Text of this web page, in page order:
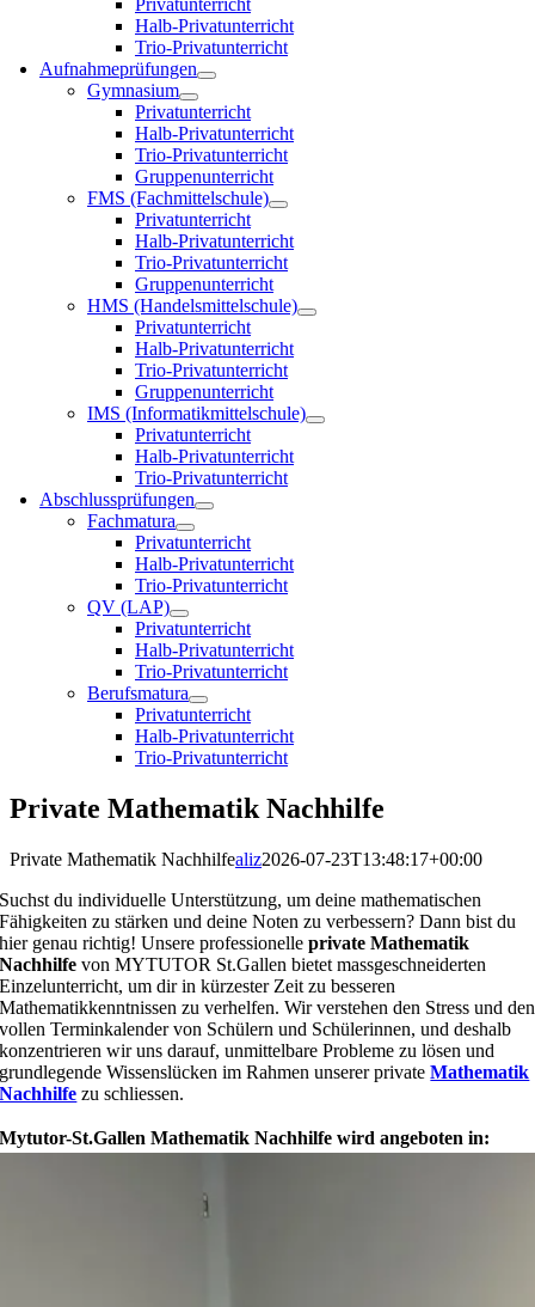
Privatunterricht
Halb-Privatunterricht
Trio-Privatunterricht
Aufnahmeprüfungen
Gymnasium
Privatunterricht
Halb-Privatunterricht
Trio-Privatunterricht
Gruppenunterricht
FMS (Fachmittelschule)
Privatunterricht
Halb-Privatunterricht
Trio-Privatunterricht
Gruppenunterricht
HMS (Handelsmittelschule)
Privatunterricht
Halb-Privatunterricht
Trio-Privatunterricht
Gruppenunterricht
IMS (Informatikmittelschule)
Privatunterricht
Halb-Privatunterricht
Trio-Privatunterricht
Abschlussprüfungen
Fachmatura
Privatunterricht
Halb-Privatunterricht
Trio-Privatunterricht
QV (LAP)
Privatunterricht
Halb-Privatunterricht
Trio-Privatunterricht
Berufsmatura
Privatunterricht
Halb-Privatunterricht
Trio-Privatunterricht
Private Mathematik Nachhilfe
Private Mathematik Nachhilfealiz2026-07-23T13:48:17+00:00
Suchst du individuelle Unterstützung, um deine mathematischen
Fähigkeiten zu stärken und deine Noten zu verbessern? Dann bist du
hier genau richtig! Unsere professionelle private Mathematik
Nachhilfe von MYTUTOR St.Gallen bietet massgeschneiderten
Einzelunterricht, um dir in kürzester Zeit zu besseren
Mathematikkenntnissen zu verhelfen. Wir verstehen den Stress und den
vollen Terminkalender von Schülern und Schülerinnen, und deshalb
konzentrieren wir uns darauf, unmittelbare Probleme zu lösen und
grundlegende Wissenslücken im Rahmen unserer privateMathematik
Nachhilfe zu schliessen.
Mytutor-St.Gallen Mathematik Nachhilfe wird angeboten in: